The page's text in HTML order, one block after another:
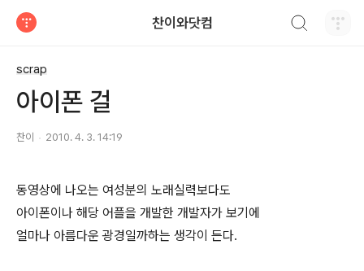
찬이와닷컴
scrap
아이폰 걸
찬이 2010. 4. 3. 14:19
동영상에 나오는 여성분의 노래실력보다도
아이폰이나 해당 어플을 개발한 개발자가 보기에
얼마나 아름다운 광경일까하는 생각이 든다.